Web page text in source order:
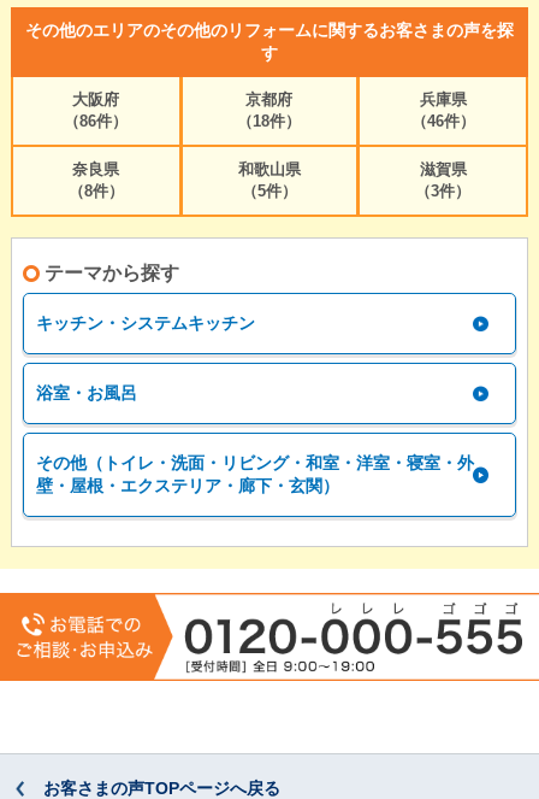
その他のエリアのその他のリフォームに関するお客さまの声を探
す
大阪府
（86件）
京都府
（18件）
兵庫県
（46件）
奈良県
（8件）
和歌山県
（5件）
滋賀県
（3件）
テーマから探す
キッチン・システムキッチン
浴室・お風呂
その他（トイレ・洗面・リビング・和室・洋室・寝室・外
壁・屋根・エクステリア・廊下・玄関）
お客さまの声TOPページへ戻る